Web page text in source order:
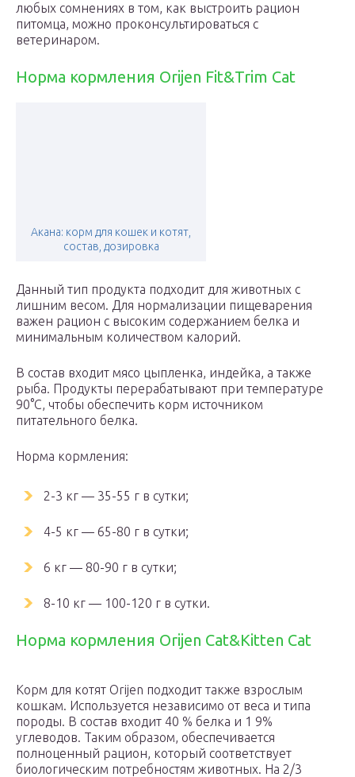
любых сомнениях в том, как выстроить рацион
питомца, можно проконсультироваться с
ветеринаром.
Норма кормления Orijen Fit&Trim Cat
Акана: корм для кошек и котят,
состав, дозировка
Данный тип продукта подходит для животных с
лишним весом. Для нормализации пищеварения
важен рацион с высоким содержанием белка и
минимальным количеством калорий.
В состав входит мясо цыпленка, индейка, а также
рыба. Продукты перерабатывают при температуре
90°С, чтобы обеспечить корм источником
питательного белка.
Норма кормления:
2-3 кг — 35-55 г в сутки;
4-5 кг — 65-80 г в сутки;
6 кг — 80-90 г в сутки;
8-10 кг — 100-120 г в сутки.
Норма кормления Orijen Cat&Kitten Cat
Корм для котят Orijen подходит также взрослым
кошкам. Используется независимо от веса и типа
породы. В состав входит 40 % белка и 1 9%
углеводов. Таким образом, обеспечивается
полноценный рацион, который соответствует
биологическим потребностям животных. На 2/3